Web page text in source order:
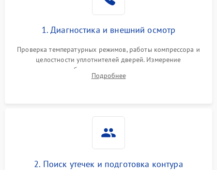
1. Диагностика и внешний осмотр
Проверка температурных режимов, работы компрессора и
целостности уплотнителей дверей. Измерение
сопротивления обмоток мотора, проверка термостата и
считывание кодов ошибок с электронного дисплея.
Подробнее
2. Поиск утечек и подготовка контура